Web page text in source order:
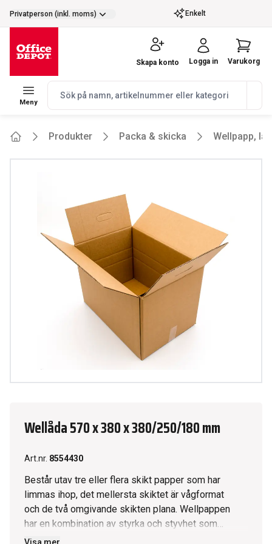
selector.vat
Privatperson (inkl. moms) Enkelt
Meny
navbar.quicksearch.label
Skapa konto Logga in Varukorg
Produkter Packa & skicka Wellpapp,
Wellåda 570 x 380 x 380/250/180 mm
Art.nr. 8554430
Består utav tre eller flera skikt papper som har
limmas ihop, det mellersta skiktet är vågformat
och de två omgivande skikten plana. Wellpappen
har en kombination av styrka och styvhet som
skapar en stötdämpande och skyddande funktion.